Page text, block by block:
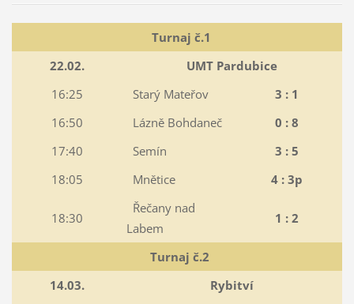
Turnaj č.1
22.02.
UMT Pardubice
16:25
Starý Mateřov
3 : 1
16:50
Lázně Bohdaneč
0 : 8
17:40
Semín
3 : 5
18:05
Mnětice 4 : 3p
18:30
Řečany nad
Labem
1 : 2
Turnaj č.2
14.03.
Rybitví